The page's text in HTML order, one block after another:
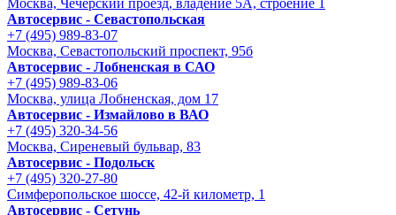
Автосервис - Cевастопольская
+7 (495) 989-83-07
Москва, Севастопольский проспект, 95б
Автосервис - Лобненская в САО
+7 (495) 989-83-06
Москва, улица Лобненская, дом 17
Автосервис - Измайлово в ВАО
+7 (495) 320-34-56
Москва, Сиреневый бульвар, 83
Автосервис - Подольск
+7 (495) 320-27-80
Симферопольское шоссе, 42-й километр, 1
Автосервис - Сетунь